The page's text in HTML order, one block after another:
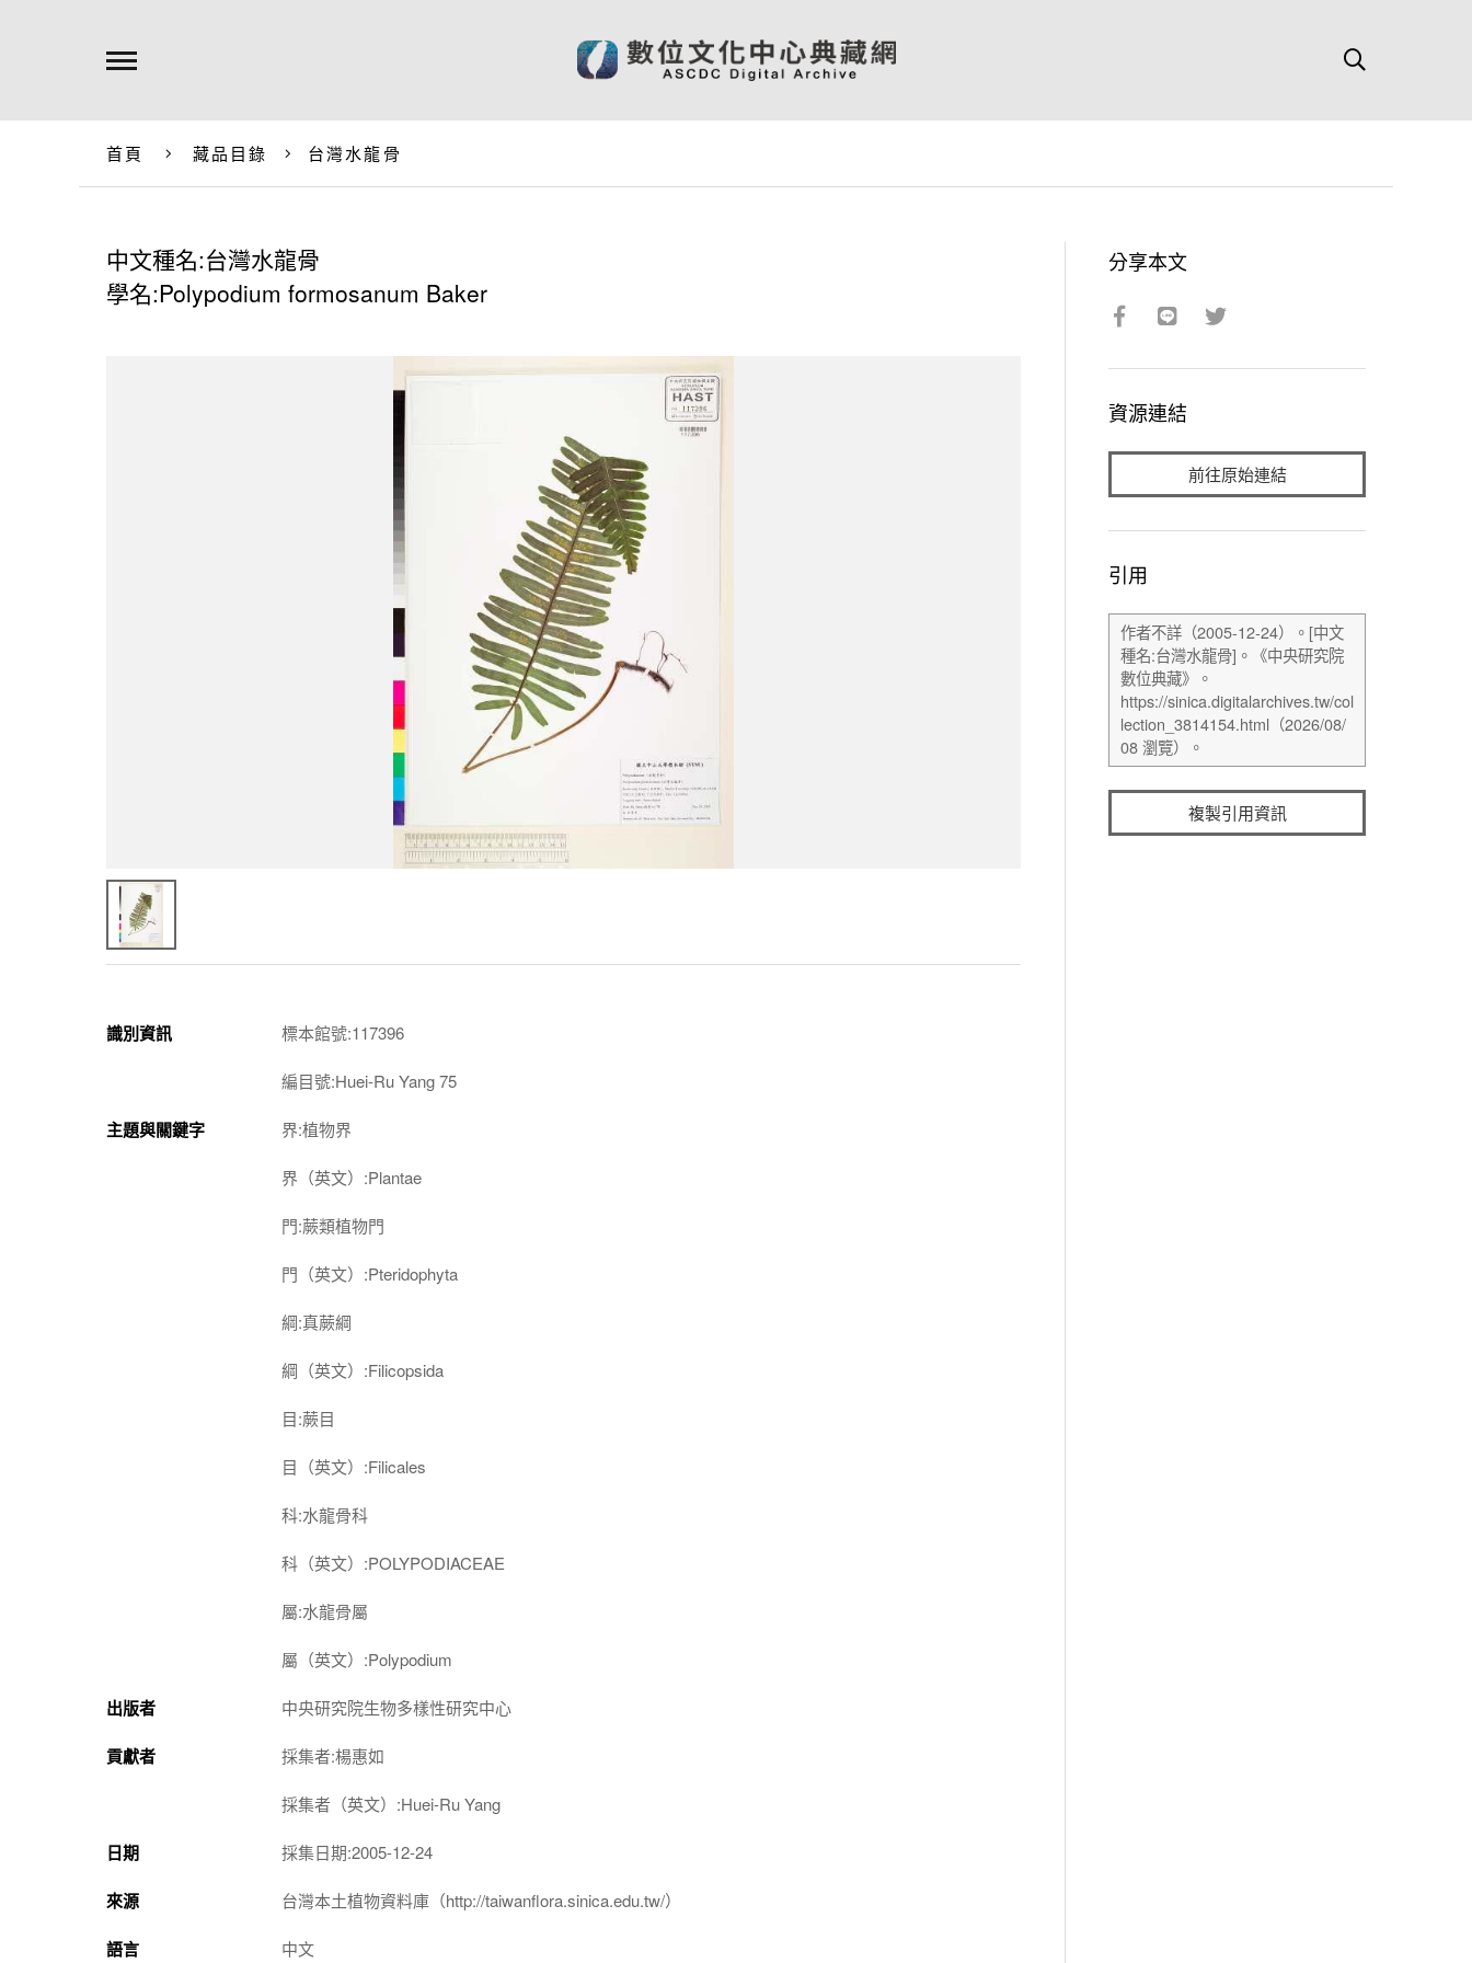
首頁 藏品目錄 台灣水龍骨
中文種名:台灣水龍骨
學名:Polypodium formosanum Baker
識別資訊 標本館號:117396
編目號:Huei-Ru Yang 75
主題與關鍵字 界:植物界
界（英文）:Plantae
門:蕨類植物門
門（英文）:Pteridophyta
綱:真蕨綱
綱（英文）:Filicopsida
目:蕨目
目（英文）:Filicales
科:水龍骨科
科（英文）:POLYPODIACEAE
屬:水龍骨屬
屬（英文）:Polypodium
出版者 中央研究院生物多樣性研究中心
貢獻者 採集者:楊惠如
採集者（英文）:Huei-Ru Yang
日期 採集日期:2005-12-24
來源 台灣本土植物資料庫（http://taiwanflora.sinica.edu.tw/）
語言 中文
分享本文
資源連結
前往原始連結
引用
複製引用資訊